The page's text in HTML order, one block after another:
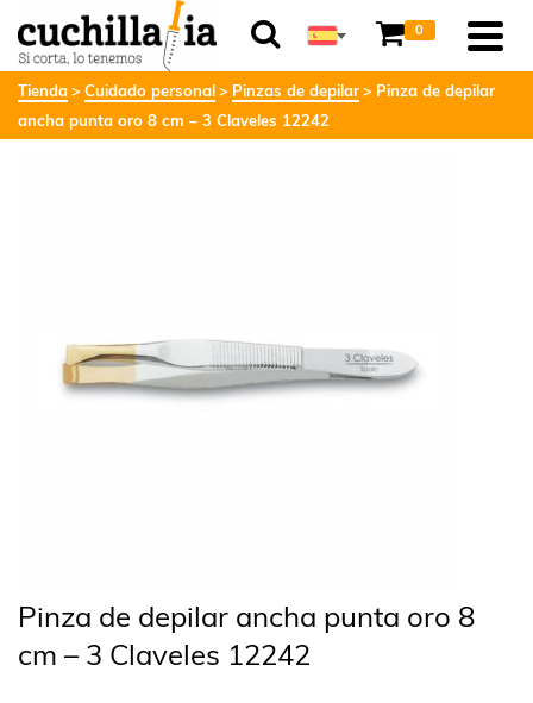
0
Tienda Cuidado personal Pinzas de depilar
Pinza de depilar
ancha punta oro 8 cm – 3 Claveles 12242
Pinza de depilar ancha punta oro 8
cm – 3 Claveles 12242